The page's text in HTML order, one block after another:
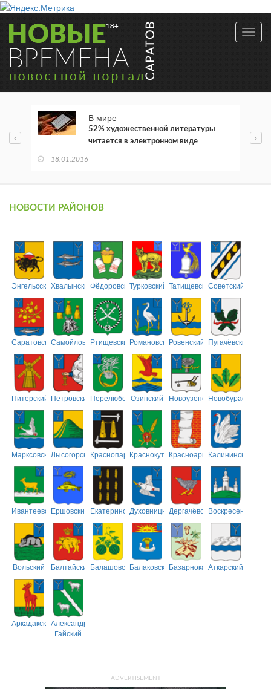
В мире
52% художественной литературы
читается в электронном виде
18.01.2016
НОВОСТИ РАЙОНОВ
ЭнгельсскийХвалынскийФёдоровскийТурковский ТатищевскийСоветский
СаратовскийСамойловскийРтищевскийРомановскийРовенский Пугачёвский
Питерский ПетровскийПерелюбскийОзинский НовоузенскийНовобурасский
МарксовскийЛысогорскийКраснопартизанский
КраснокутскийКрасноармейский
Калининский
ИвантеевскийЕршовский ЕкатериновскийДуховницкийДергачёвскийВоскресенский
Вольский БалтайскийБалашовскийБалаковскийБазарнокарабулакский
Аткарский
АркадакскийАлександрово-
Гайский
ADVERTISEMENT